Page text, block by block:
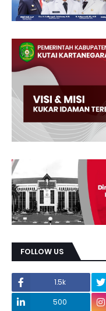
FOLLOW US
1.5k
500